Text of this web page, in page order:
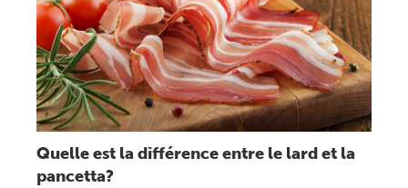
Quelle est la différence entre le lard et la
pancetta?